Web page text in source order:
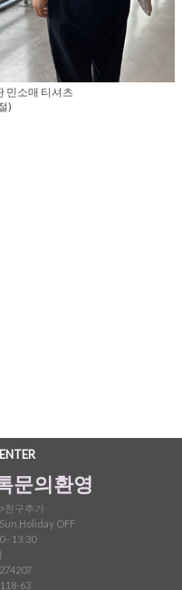
민소매 티셔츠
)
문의환영
친구추가
OFF
- 13:30
63